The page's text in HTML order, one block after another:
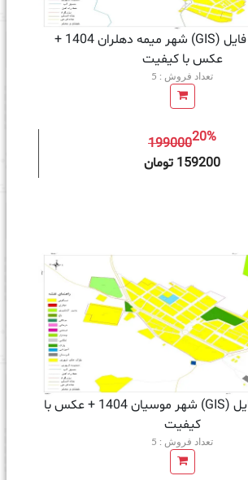
نقشه شیپ فایل (GIS) شهر میمه دهلران 1404 +
عکس با کیفیت
تعداد فروش : 5
19900020%
159200 تومان
نقشه شیپ فایل (GIS) شهر موسیان 1404 + عکس با
کیفیت
تعداد فروش : 5